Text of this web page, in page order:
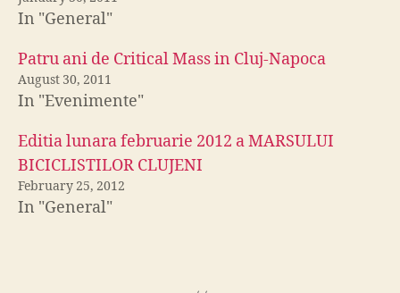
In "General"
Patru ani de Critical Mass in Cluj-Napoca
August 30, 2011
In "Evenimente"
Editia lunara februarie 2012 a MARSULUI
BICICLISTILOR CLUJENI
February 25, 2012
In "General"